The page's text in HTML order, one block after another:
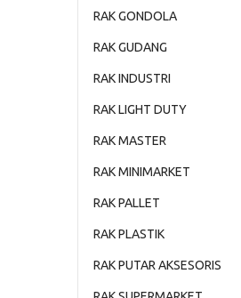
RAK GONDOLA
RAK GUDANG
RAK INDUSTRI
RAK LIGHT DUTY
RAK MASTER
RAK MINIMARKET
RAK PALLET
RAK PLASTIK
RAK PUTAR AKSESORIS